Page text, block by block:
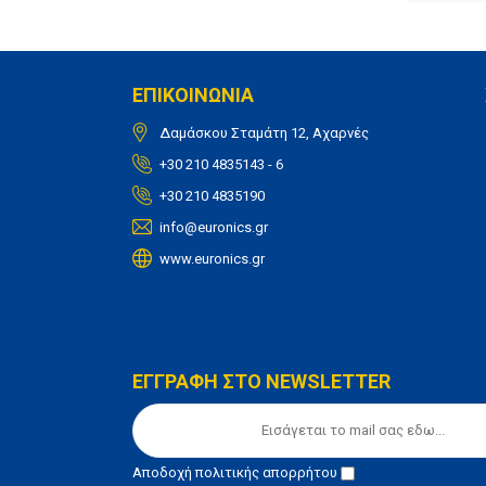
ΕΠΙΚΟΙΝΩΝΙΑ
Δαμάσκου Σταμάτη 12, Αχαρνές
+30 210 4835143 - 6
+30 210 4835190
info@euronics.gr
www.euronics.gr
ΕΓΓΡΑΦΗ ΣΤΟ NEWSLETTER
Αποδοχήπολιτικής απορρήτου